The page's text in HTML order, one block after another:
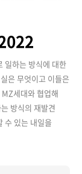
일하는 방식에 대한
은 무엇이고 이들은
세대와 협업해
방식의 재발견
수 있는 내일을